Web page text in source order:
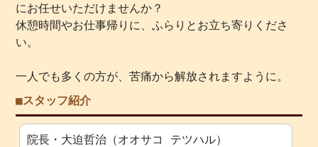
にお任せいただけませんか？
休憩時間やお仕事帰りに、ふらりとお立ち寄りくださ
い。
一人でも多くの方が、苦痛から解放されますように。
■スタッフ紹介
院長・大迫哲治（オオサコ テツハル）